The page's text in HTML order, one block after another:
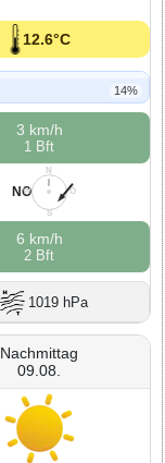
12.6°C
14%
3 km/h
1 Bft
N
O
S
W
NO
6 km/h
2 Bft
1019 hPa
Nachmittag
09.08.